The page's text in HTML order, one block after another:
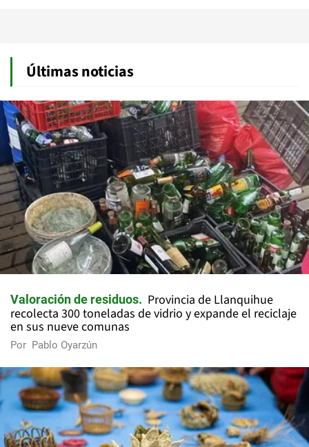
Últimas noticias
Valoración de residuos
Provincia de Llanquihue
recolecta 300 toneladas de vidrio y expande el reciclaje
en sus nueve comunas
Por Pablo Oyarzún